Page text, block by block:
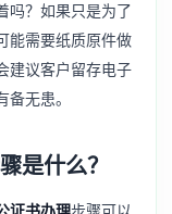
吗？如果只是为了
能需要纸质原件做
建议客户留存电子
无患。
是什么？
证书办理步骤可以